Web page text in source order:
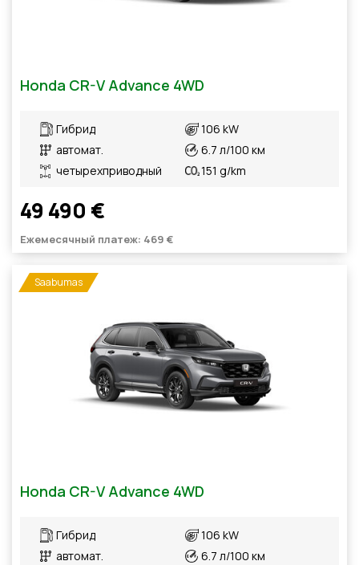
Honda CR-V Advance 4WD
Гибрид
автомат.
четырехприводный
106 kW
6.7 л/100 км
151 g/km
49 490 €
Ежемесячный платеж: 469 €
Saabumas
Honda CR-V Advance 4WD
Гибрид
автомат.
106 kW
6.7 л/100 км